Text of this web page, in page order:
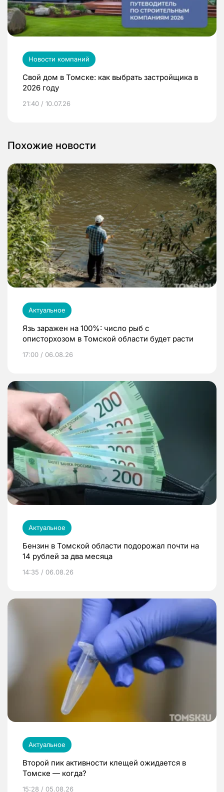
Новости компаний
Свой дом в Томске: как выбрать застройщика в
2026 году
21:40 / 10.07.26
Похожие новости
Актуальное
Язь заражен на 100%: число рыб с
описторхозом в Томской области будет расти
17:00 / 06.08.26
Актуальное
Бензин в Томской области подорожал почти на
14 рублей за два месяца
14:35 / 06.08.26
Актуальное
Второй пик активности клещей ожидается в
Томске — когда?
15:28 / 05.08.26